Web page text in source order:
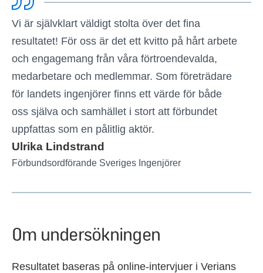
Vi är självklart väldigt stolta över det fina
resultatet! För oss är det ett kvitto på hårt arbete
och engagemang från våra förtroendevalda,
medarbetare och medlemmar. Som företrädare
för landets ingenjörer finns ett värde för både
oss själva och samhället i stort att förbundet
uppfattas som en pålitlig aktör.
Ulrika Lindstrand
Förbundsordförande Sveriges Ingenjörer
Om undersökningen
Resultatet baseras på online-intervjuer i Verians